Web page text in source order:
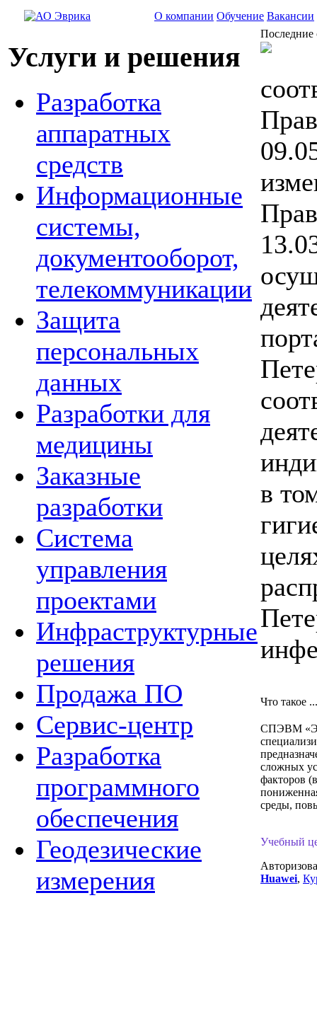
О компании Обучение Вакансии
Услуги и решения
Разработка
аппаратных
средств
Информационные
системы,
документооборот,
телекоммуникации
Защита
персональных
данных
Разработки для
медицины
Заказные
разработки
Система
управления
проектами
Инфраструктурные
решения
Продажа ПО
Сервис-центр
Разработка
программного
обеспечения
Геодезические
измерения
Последние
в
Что такое ...
СПЭВМ
сложных
факторов
среды,
Учебный
Huawei,